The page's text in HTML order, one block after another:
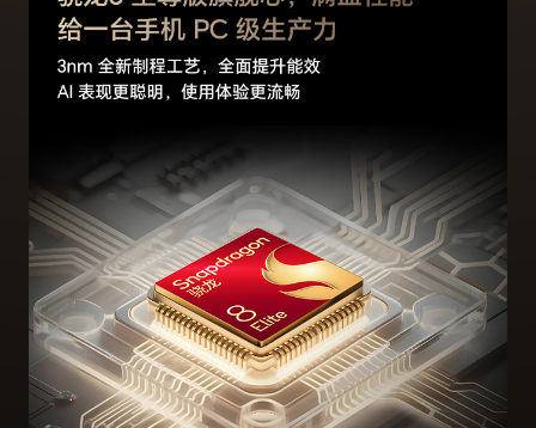
伽利略
支持，支持伽利略 E1 + E5a+E5b三频
QZSS
支持，支持QZSS L1 + L5双频
支持(备注:*功能路径：设置-更多连接-无线投
扬声器数量
2个
麦克风数量
3个
拾音功能
通话降噪模式（环境声降噪/AI声纹降噪）、蓝牙
耳机远程录音、后摄3MIC录像音频变焦、前摄3M
IC录像音频聚焦(备注:*环境音降噪、AI声纹降噪和
蓝牙耳机远程录音功能需配合相应的应用使用，请
以实际体验为准。)
传感器